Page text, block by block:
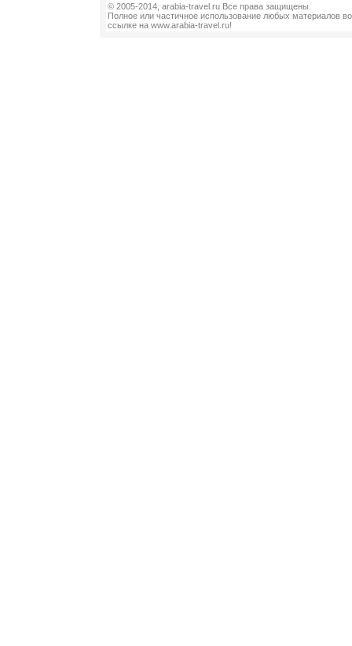
© 2005-2014, arabia-travel.ru Все права защищены.
Полное или частичное использование любых материалов
ссылке на www.arabia-travel.ru!